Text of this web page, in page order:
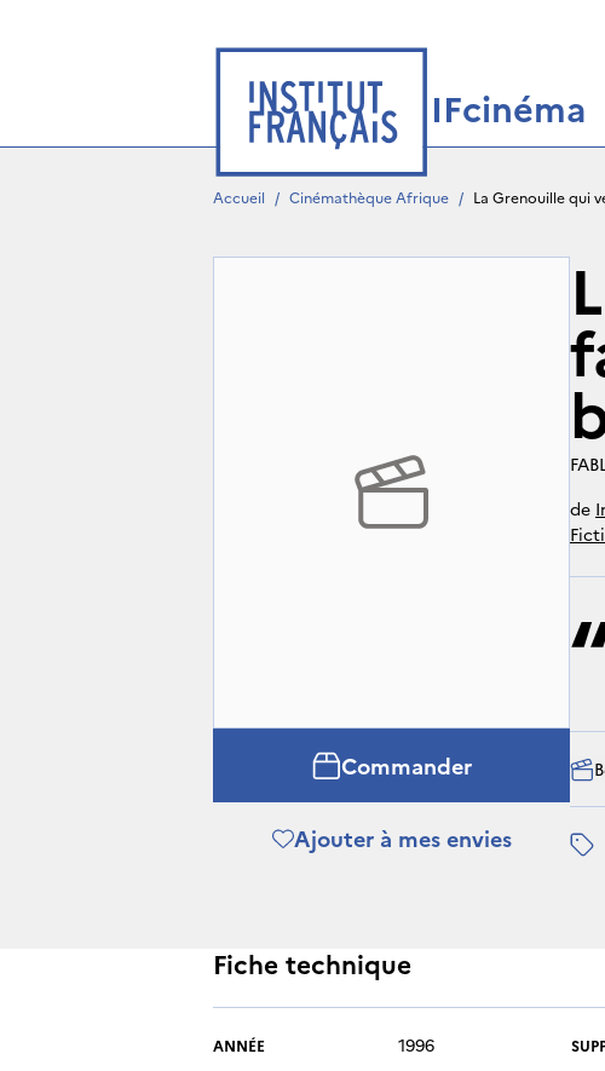
IFcinéma
Accueil / Cinémathèque Afrique / La Grenouille qui
Commander
Ajouter à mes envies
de
Fiche technique
ANNÉE 1996